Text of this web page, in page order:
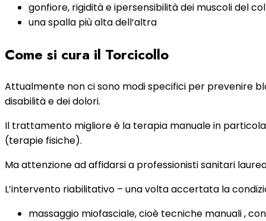
gonfiore, rigidità e ipersensibilità dei muscoli del
una spalla più alta dell’altra
Come si cura il Torcicollo
Attualmente non ci sono modi specifici per prevenire
disabilità e dei dolori.
Il trattamento migliore è la terapia manuale in
(terapie fisiche).
Ma attenzione ad affidarsi a professionisti sanitari
L’intervento riabilitativo – una volta accertata la
massaggio miofasciale, cioè tecniche manuali ,